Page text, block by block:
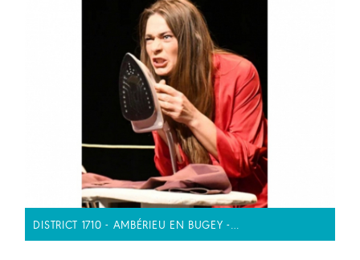
DISTRICT 1710 - AMBÉRIEU EN BUGEY -…